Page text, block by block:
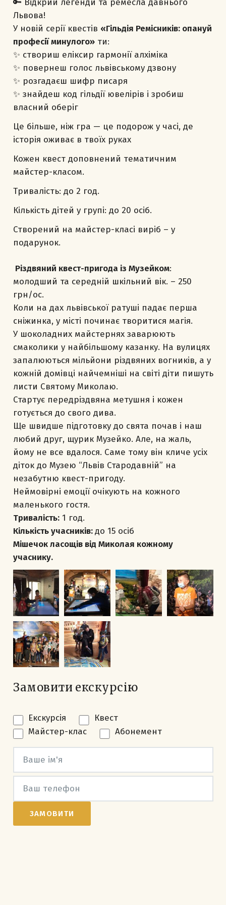
🔑 Відкрий легенди та ремесла давнього
Львова!
У новій серії квестів «Гільдія Ремісників: опануй
професії минулого»ти:
✨ створиш еліксир гармонії алхіміка
✨ повернеш голос львівському дзвону
✨ розгадаєш шифр писаря
✨ знайдеш код гільдії ювелірів і зробиш
власний оберіг
Це більше, ніж гра — це подорож у часі, де
історія оживає в твоїх руках
Кожен квест доповнений тематичним
майстер-класом.
Тривалість: до 2 год.
Кількість дітей у групі: до 20 осіб.
Створений на майстер-класі виріб – у
подарунок.
Різдвяний квест-пригода із Музейком:
молодший та середній шкільний вік. – 250
грн/ос.
Коли на дах львівської ратуші падає перша
сніжинка, у місті починає творитися магія.
У шоколадних майстернях заварюють
смаколики у найбільшому казанку. На вулицях
запалюються мільйони різдвяних вогників, а у
кожній домівці найчемніші на світі діти пишуть
листи Святому Миколаю.
Стартує передріздвяна метушня і кожен
готується до свого дива.
Ще швидше підготовку до свята почав і наш
любий друг, щурик Музейко. Але, на жаль,
йому не все вдалося. Саме тому він кличе усіх
діток до Музею “Львів Стародавній” на
незабутню квест-пригоду.
Неймовірні емоції очікують на кожного
маленького гостя.
Тривалість:1 год.
Кількість учасників:до 15 осіб
Мішечок ласощів від Миколая кожному
учаснику.
Замовити екскурсію
Екскурсія
Квест
Майстер-клас
Абонемент